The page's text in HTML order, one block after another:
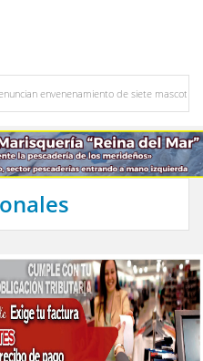
de siete mascotas en El Rincón de